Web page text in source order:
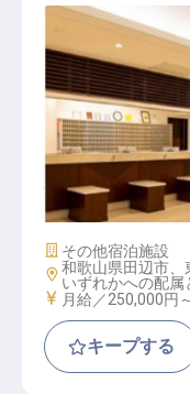
フロント担当
験者／賞与年2
施設業態
その他宿泊施設
勤務地
和歌山県田辺市、
いずれかへの配属
給与
月給／250,000円～
キープする